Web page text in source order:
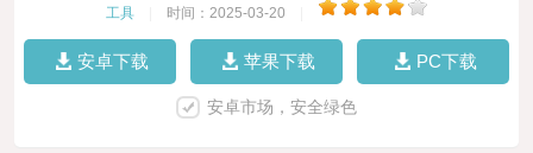
工具 时间：2025-03-20
安卓下载 苹果下载 PC下载
安卓市场，安全绿色